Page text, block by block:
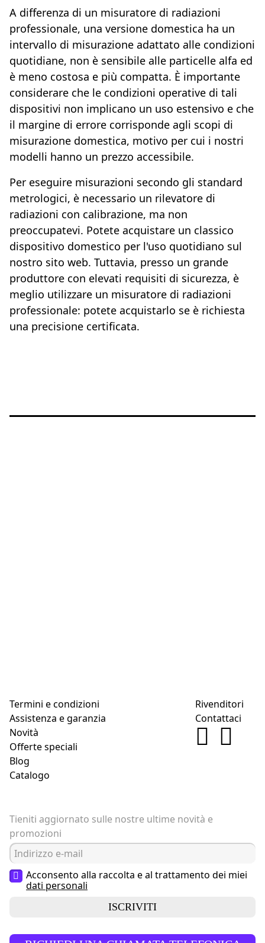
A differenza di un misuratore di radiazioni
professionale, una versione domestica ha un
intervallo di misurazione adattato alle condizioni
quotidiane, non è sensibile alle particelle alfa ed
è meno costosa e più compatta. È importante
considerare che le condizioni operative di tali
dispositivi non implicano un uso estensivo e che
il margine di errore corrisponde agli scopi di
misurazione domestica, motivo per cui i nostri
modelli hanno un prezzo accessibile.
Per eseguire misurazioni secondo gli standard
metrologici, è necessario un rilevatore di
radiazioni con calibrazione, ma non
preoccupatevi. Potete acquistare un classico
dispositivo domestico per l'uso quotidiano sul
nostro sito web. Tuttavia, presso un grande
produttore con elevati requisiti di sicurezza, è
meglio utilizzare un misuratore di radiazioni
professionale: potete acquistarlo se è richiesta
una precisione certificata.
Termini e condizioni
Assistenza e garanzia
Novità
Offerte speciali
Blog
Catalogo
Rivenditori
Contattaci
Tieniti aggiornato sulle nostre ultime novità e
promozioni
Acconsento alla raccolta e al trattamento dei miei
dati personali
ISCRIVITI